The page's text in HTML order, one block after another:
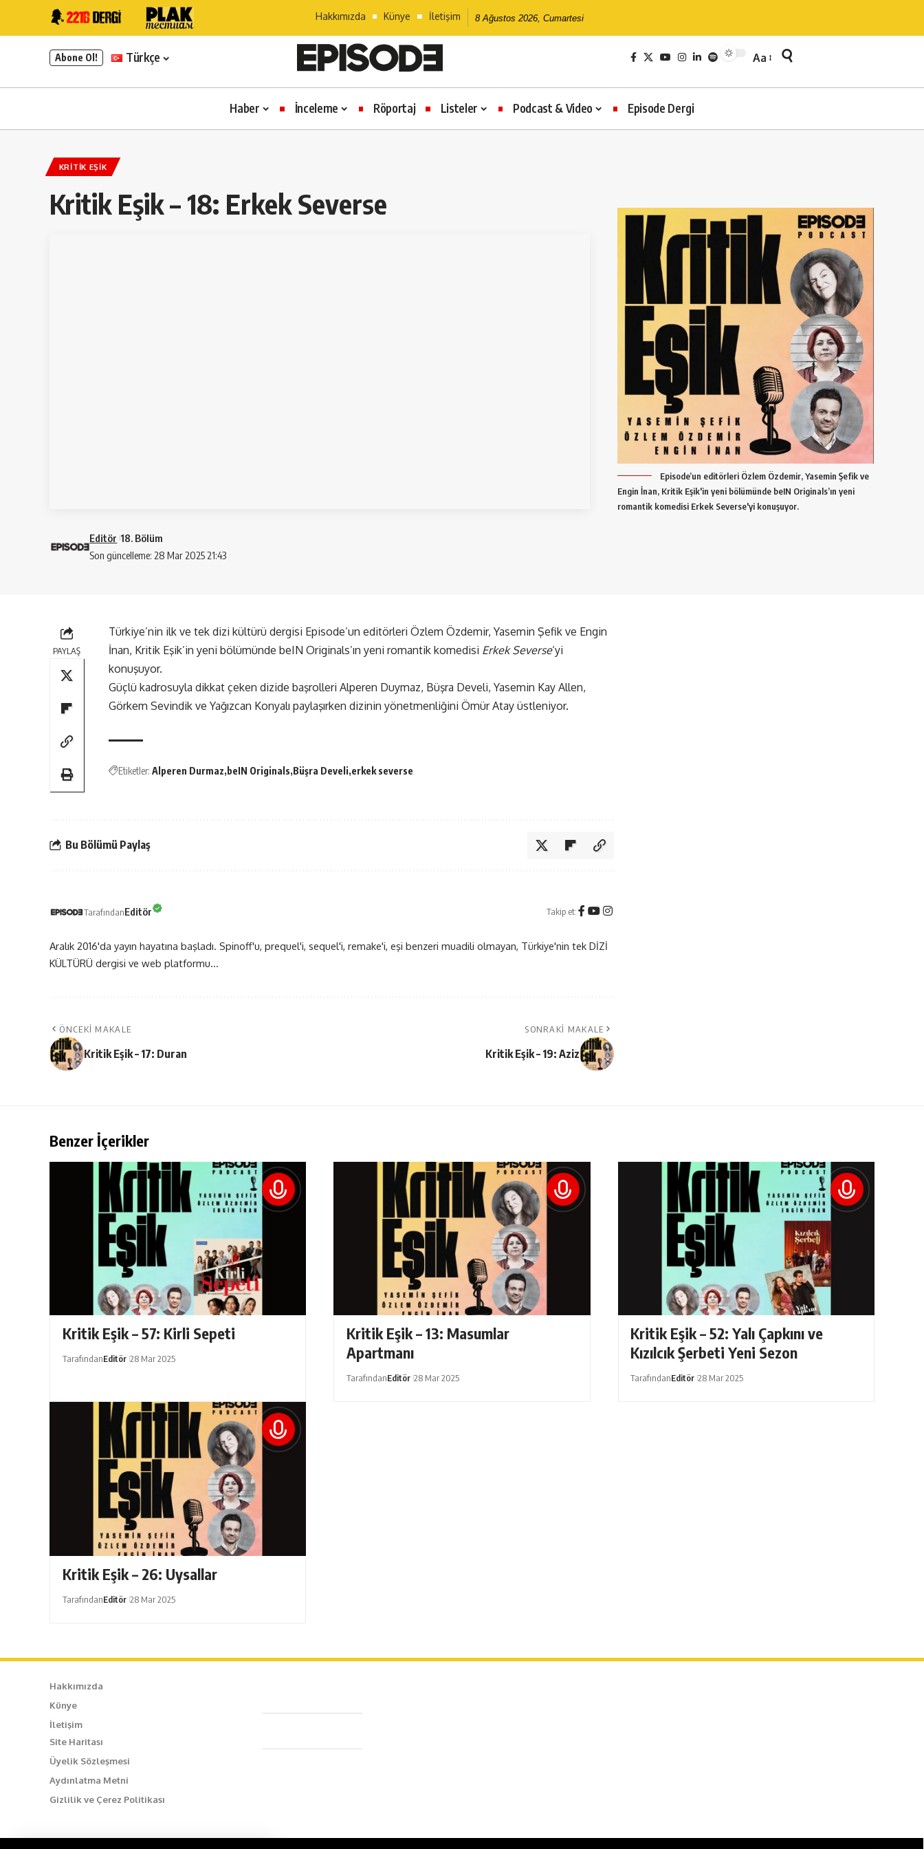
Hakkımızda Künye İletişim 8 Ağustos 2026, Cumartesi
Abone Ol! Türkçe Aa
Haber İnceleme Röportaj Listeler Podcast & Video Episode Dergi
KRITIK EŞIK
Kritik Eşik – 18: Erkek Severse
Son güncelleme: 28 Mar 2025 21:43
Editör 18. Bölüm
Episode’un editörleri Özlem Özdemir, Yasemin Şefik ve
Engin İnan, Kritik Eşik'in yeni bölümünde beIN Originals’ın yeni
romantik komedisi Erkek Severse'yi konuşuyor.
PAYLAŞ
Türkiye’nin ilk ve tek dizi kültürü dergisi Episode’un editörleri Özlem Özdemir, Yasemin Şefik ve Engin
İnan, Kritik Eşik’in yeni bölümünde beIN Originals’ın yeni romantik komedisi Erkek Severse‘yi
konuşuyor.
Güçlü kadrosuyla dikkat çeken dizide başrolleri Alperen Duymaz, Büşra Develi, Yasemin Kay Allen,
Görkem Sevindik ve Yağızcan Konyalı paylaşırken dizinin yönetmenliğini Ömür Atay üstleniyor.
Etiketler: Alperen Durmaz beIN Originals Büşra Develi erkek severse
Bu Bölümü Paylaş
TarafındanEditör Takip et:
Aralık 2016'da yayın hayatına başladı. Spinoff'u, prequel'i, sequel'i, remake'i, eşi benzeri muadili olmayan, Türkiye'nin tek DİZİ
KÜLTÜRÜ dergisi ve web platformu...
ÖNCEKI MAKALE
Kritik Eşik – 17: Duran
SONRAKI MAKALE
Kritik Eşik – 19: Aziz
Benzer İçerikler
Kritik Eşik – 57: Kirli Sepeti
TarafındanEditör 28 Mar 2025
Kritik Eşik – 13: Masumlar
Apartmanı
TarafındanEditör 28 Mar 2025
Kritik Eşik – 52: Yalı Çapkını ve
Kızılcık Şerbeti Yeni Sezon
TarafındanEditör 28 Mar 2025
Kritik Eşik – 26: Uysallar
TarafındanEditör 28 Mar 2025
Hakkımızda
Künye
İletişim
Site Haritası
Üyelik Sözleşmesi
Aydınlatma Metni
Gizlilik ve Çerez Politikası
Caferağa Mah. Dr. Şakir Paşa Sok. No3/A Kadıköy İstanbul
+90 543 345 46 00